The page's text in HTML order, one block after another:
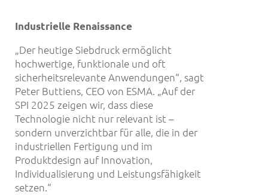
Industrielle Renaissance
„Der heutige Siebdruck ermöglicht
hochwertige, funktionale und oft
sicherheitsrelevante Anwendungen“, sagt
Peter Buttiens, CEO von ESMA. „Auf der
SPI 2025 zeigen wir, dass diese
Technologie nicht nur relevant ist –
sondern unverzichtbar für alle, die in der
industriellen Fertigung und im
Produktdesign auf Innovation,
Individualisierung und Leistungsfähigkeit
setzen.“